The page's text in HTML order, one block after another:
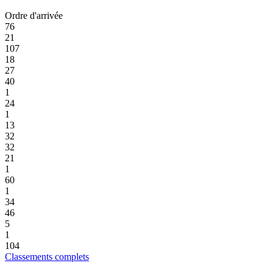
Ordre d'arrivée
76
21
107
18
27
40
1
24
1
13
32
32
21
1
60
1
34
46
5
1
104
Classements complets